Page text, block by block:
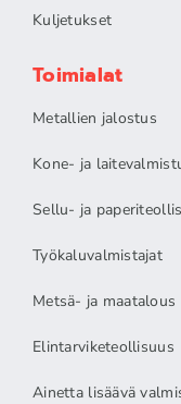
Kuljetukset
Toimialat
Metallien jalostus
Kone- ja
Sellu- ja
Työkaluvalmistajat
Metsä- ja maatalous
Elintarviketeollisuus
Ainetta lisäävä